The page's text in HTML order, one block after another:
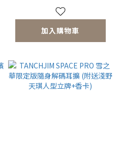
加入購物車